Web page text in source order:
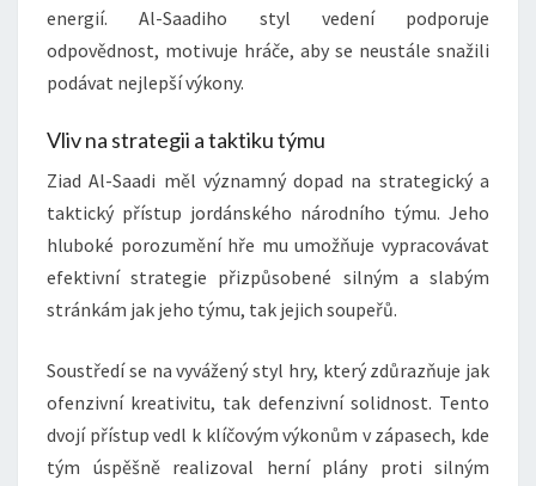
energií. Al-Saadiho styl vedení podporuje
odpovědnost, motivuje hráče, aby se neustále snažili
podávat nejlepší výkony.
Vliv na strategii a taktiku týmu
Ziad Al-Saadi měl významný dopad na strategický a
taktický přístup jordánského národního týmu. Jeho
hluboké porozumění hře mu umožňuje vypracovávat
efektivní strategie přizpůsobené silným a slabým
stránkám jak jeho týmu, tak jejich soupeřů.
Soustředí se na vyvážený styl hry, který zdůrazňuje jak
ofenzivní kreativitu, tak defenzivní solidnost. Tento
dvojí přístup vedl k klíčovým výkonům v zápasech, kde
tým úspěšně realizoval herní plány proti silným